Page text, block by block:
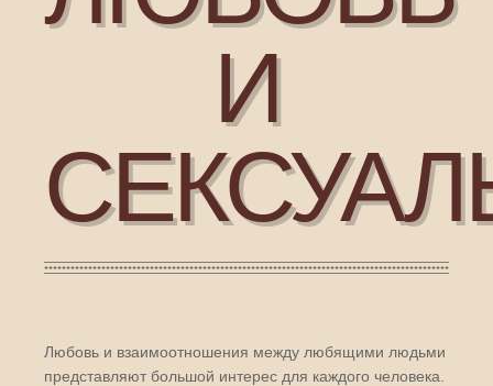
И
Любовь и взаимоотношения между любящими людьми
представляют большой интерес для каждого человека.